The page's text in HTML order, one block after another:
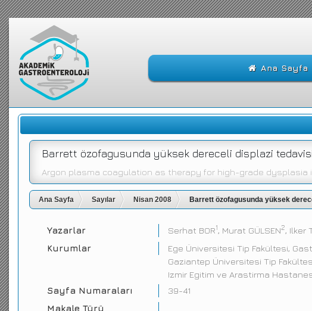
Ana Sayfa
Barrett özofagusunda yüksek dereceli displazi
Argon plasma coagulation as therapy for high-grade dysplasia
Ana Sayfa Sayılar Nisan 2008 Barrett özofagusunda yüksek
Yazarlar Serhat BOR1, Murat GÜLSEN2, Ilker
Kurumlar Ege Üniversitesi Tip Fakültesi,
Gaziantep Üniversitesi Tip
Izmir Egitim ve Arastirma
Sayfa Numaraları
39-41
Makale Türü